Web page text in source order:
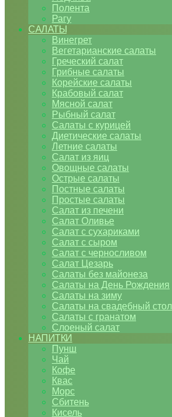
Полента
Рагу
САЛАТЫ
Винегрет
Вегетарианские салаты
Греческий салат
Грибные салаты
Корейские салаты
Крабовый салат
Мясной салат
Рыбный салат
Салаты с курицей
Диетические салаты
Летние салаты
Салат из яиц
Овощные салаты
Острые салаты
Постные салаты
Простые салаты
Салат из печени
Салат Оливье
Салат с сухариками
Салат с сыром
Салат с черносливом
Салат Цезарь
Салаты без майонеза
Салаты на День Рождения
Салаты на зиму
Салаты на свадебный стол
Салаты с гранатом
Слоеный салат
НАПИТКИ
Пунш
Чай
Кофе
Квас
Морс
Сбитень
Кисель